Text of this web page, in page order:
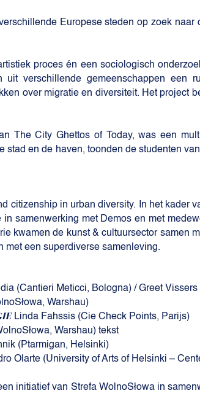
Europese steden op zoek
proces én een sociologisch
uit verschillende gemeenschappen een
over migratie en diversiteit. Het project
The City Ghettos of Today, was een
stad en de haven, toonden de studenten
citizenship in urban diversity. In het kader
samenwerking met Demos en met
kwamen de kunst & cultuursector samen
met een superdiverse samenleving.
(Cantieri Meticci, Bologna) / Greet Vissers
Warshau)
Linda Fahssis (Cie Check Points, Parijs)
Warshau) tekst
(Ptarmigan, Helsinki)
Olarte (University of Arts of Helsinki –
initiatief van Strefa WolnoSłowa in